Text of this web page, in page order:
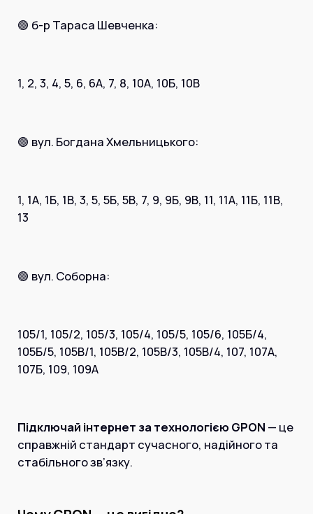
🟢 б-р Тараса Шевченка:
1, 2, 3, 4, 5, 6, 6А, 7, 8, 10А, 10Б, 10В
🟢 вул. Богдана Хмельницького:
1, 1А, 1Б, 1В, 3, 5, 5Б, 5В, 7, 9, 9Б, 9В, 11, 11А, 11Б, 11В,
13
🟢 вул. Соборна:
105/1, 105/2, 105/3, 105/4, 105/5, 105/6, 105Б/4,
105Б/5, 105В/1, 105В/2, 105В/3, 105В/4, 107, 107А,
107Б, 109, 109А
Підключай інтернет за технологією GPON — це
справжній стандарт сучасного, надійного та
стабільного зв’язку.